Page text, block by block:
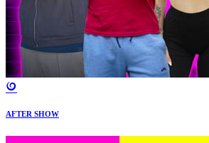
AFTER SHOW